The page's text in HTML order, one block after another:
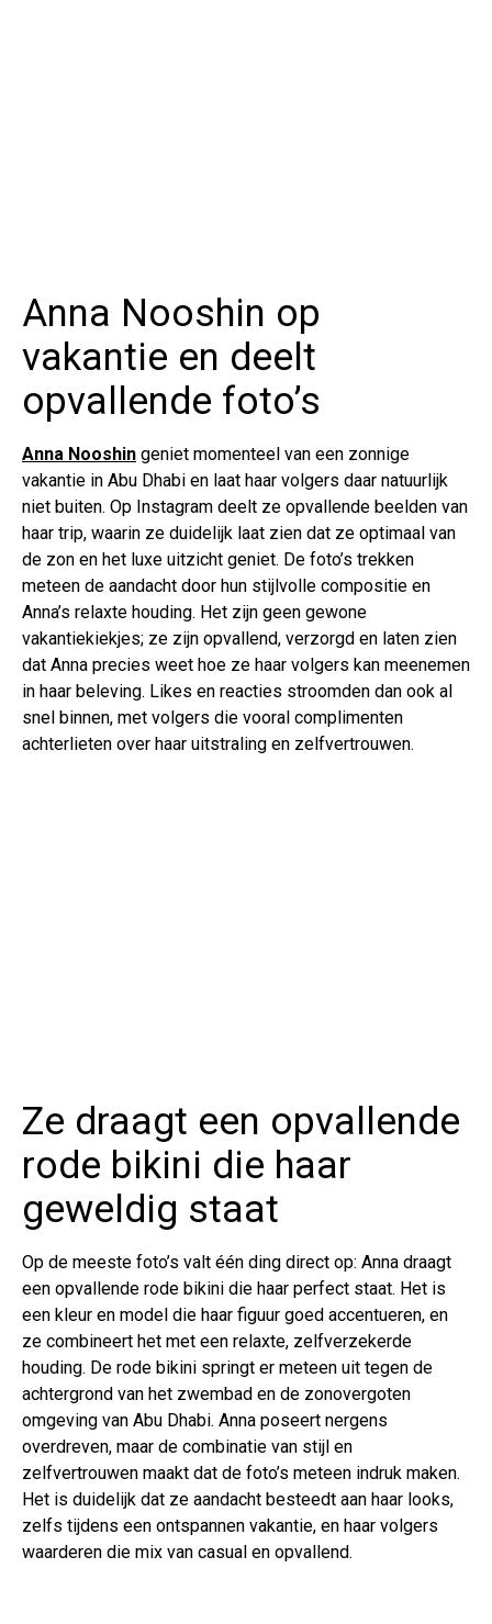
Anna Nooshin op
vakantie en deelt
opvallende foto’s
Anna Nooshin geniet momenteel van een zonnige
vakantie in Abu Dhabi en laat haar volgers daar natuurlijk
niet buiten. Op Instagram deelt ze opvallende beelden van
haar trip, waarin ze duidelijk laat zien dat ze optimaal van
de zon en het luxe uitzicht geniet. De foto’s trekken
meteen de aandacht door hun stijlvolle compositie en
Anna’s relaxte houding. Het zijn geen gewone
vakantiekiekjes; ze zijn opvallend, verzorgd en laten zien
dat Anna precies weet hoe ze haar volgers kan meenemen
in haar beleving. Likes en reacties stroomden dan ook al
snel binnen, met volgers die vooral complimenten
achterlieten over haar uitstraling en zelfvertrouwen.
Ze draagt een opvallende
rode bikini die haar
geweldig staat
Op de meeste foto’s valt één ding direct op: Anna draagt
een opvallende rode bikini die haar perfect staat. Het is
een kleur en model die haar figuur goed accentueren, en
ze combineert het met een relaxte, zelfverzekerde
houding. De rode bikini springt er meteen uit tegen de
achtergrond van het zwembad en de zonovergoten
omgeving van Abu Dhabi. Anna poseert nergens
overdreven, maar de combinatie van stijl en
zelfvertrouwen maakt dat de foto’s meteen indruk maken.
Het is duidelijk dat ze aandacht besteedt aan haar looks,
zelfs tijdens een ontspannen vakantie, en haar volgers
waarderen die mix van casual en opvallend.